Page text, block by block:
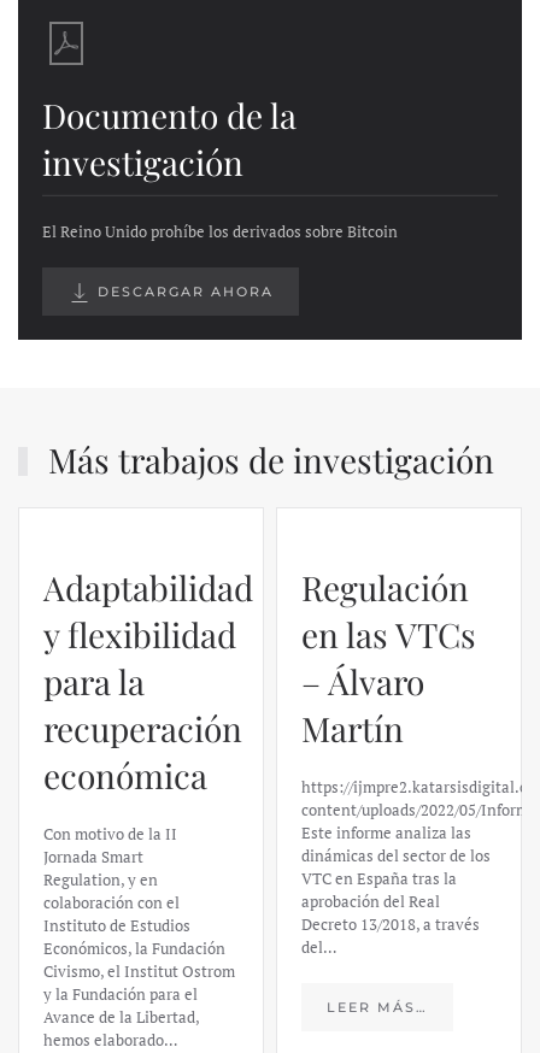
Documento de la
investigación
El Reino Unido prohíbe los derivados sobre Bitcoin
DESCARGAR AHORA
Más trabajos de investigación
Adaptabilidad
y flexibilidad
para la
recuperación
económica
Con motivo de la II
Jornada Smart
Regulation, y en
colaboración con el
Instituto de Estudios
Económicos, la Fundación
Civismo, el Institut Ostrom
y la Fundación para el
Avance de la Libertad,
hemos elaborado…
Regulación
en las VTCs
– Álvaro
Martín
https://
content/uploads/2022/05/
Este informe analiza las
dinámicas del sector de los
VTC en España tras la
aprobación del Real
Decreto 13/2018, a través
del…
LEER MÁS…